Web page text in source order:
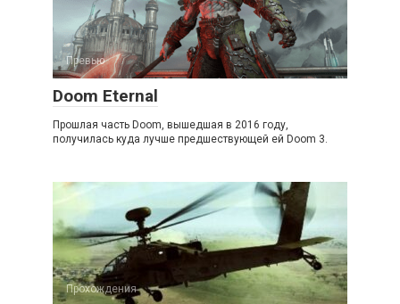
Превью
Doom Eternal
Прошлая часть Doom, вышедшая в 2016 году,
получилась куда лучше предшествующей ей Doom 3.
Прохождения